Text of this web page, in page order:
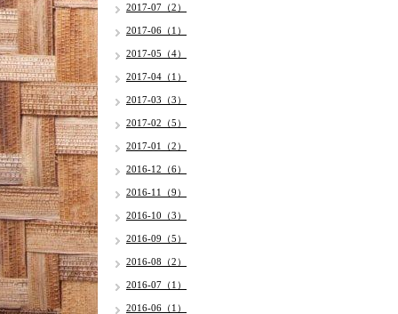
2017-07（2）
2017-06（1）
2017-05（4）
2017-04（1）
2017-03（3）
2017-02（5）
2017-01（2）
2016-12（6）
2016-11（9）
2016-10（3）
2016-09（5）
2016-08（2）
2016-07（1）
2016-06（1）